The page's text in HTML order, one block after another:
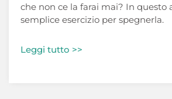
che non ce la farai mai? In questo
semplice esercizio per spegnerla.
Leggi tutto >>